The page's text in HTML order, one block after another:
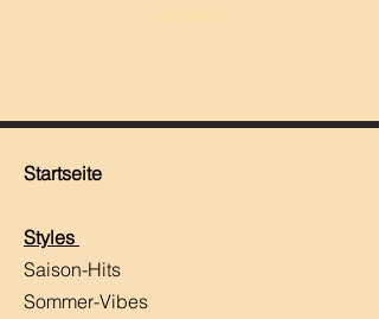
inkl. MwSt.
Startseite
Styles
Saison-Hits
​Sommer-Vibes